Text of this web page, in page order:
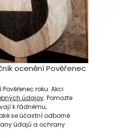
ocenění Pověřenec
roku. Akci
údajov. Pomozte
k řádnému,
se účastní odborné
údajů a ochrany